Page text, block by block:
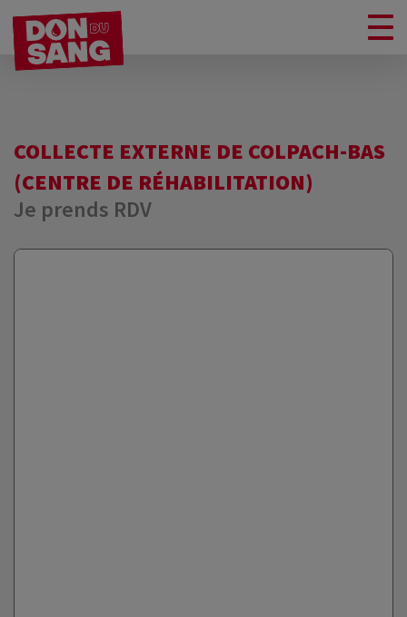
COLLECTE EXTERNE DE COLPACH-BAS
(CENTRE DE RÉHABILITATION)
Je prends RDV